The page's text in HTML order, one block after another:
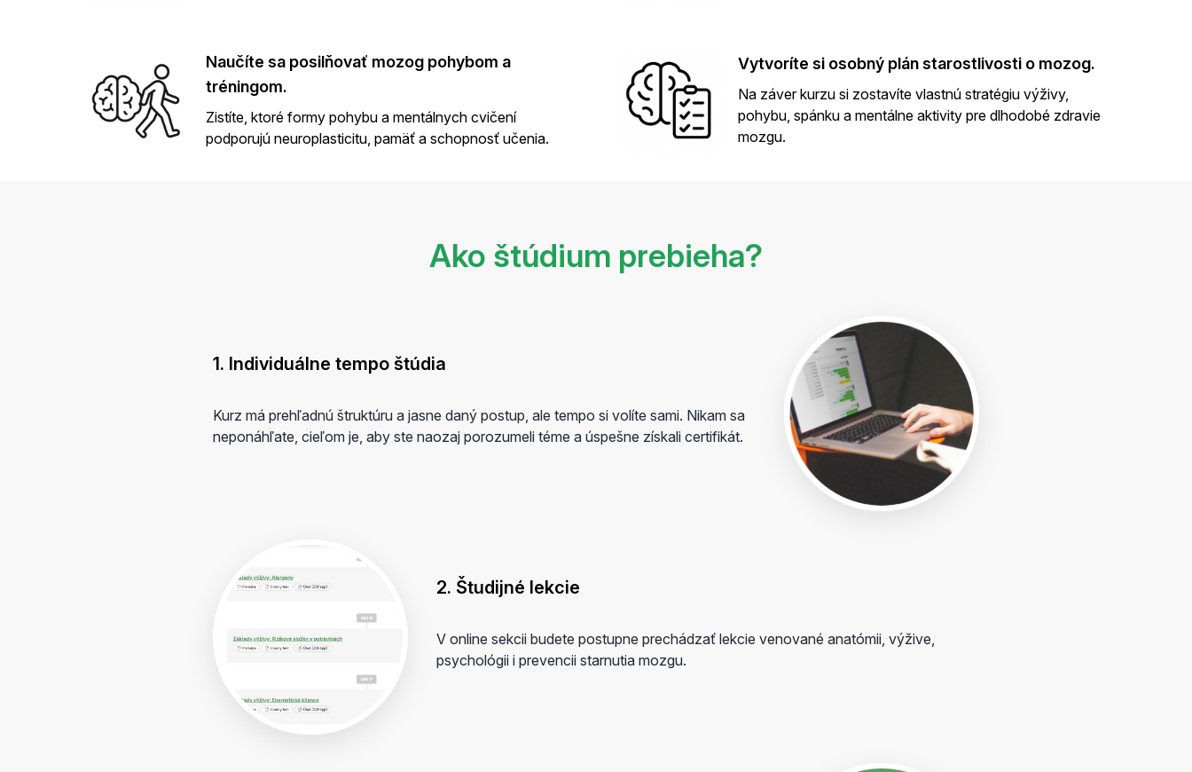
Naučíte sa posilňovať mozog pohybom a
tréningom.
Zistíte, ktoré formy pohybu a mentálnych cvičení
podporujú neuroplasticitu, pamäť a schopnosť učenia.
Vytvoríte si osobný plán starostlivosti o mozog.
Na záver kurzu si zostavíte vlastnú stratégiu výživy,
pohybu, spánku a mentálne aktivity pre dlhodobé zdravie
mozgu.
Ako štúdium prebieha?
1. Individuálne tempo štúdia
Kurz má prehľadnú štruktúru a jasne daný postup, ale tempo si volíte sami. Nikam sa
neponáhľate, cieľom je, aby ste naozaj porozumeli téme a úspešne získali certifikát.
2. Študijné lekcie
V online sekcii budete postupne prechádzať lekcie venované anatómii, výžive,
psychológii i prevencii starnutia mozgu.